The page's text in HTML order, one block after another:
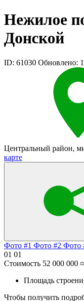
Нежилое
Донской
ID: 61030 Обновлено:
Центральный район,
карте
Фото #1 Фото #2 Фото
01 01
Стоимость 52 000 000 ¤
Площадь
Чтобы получить